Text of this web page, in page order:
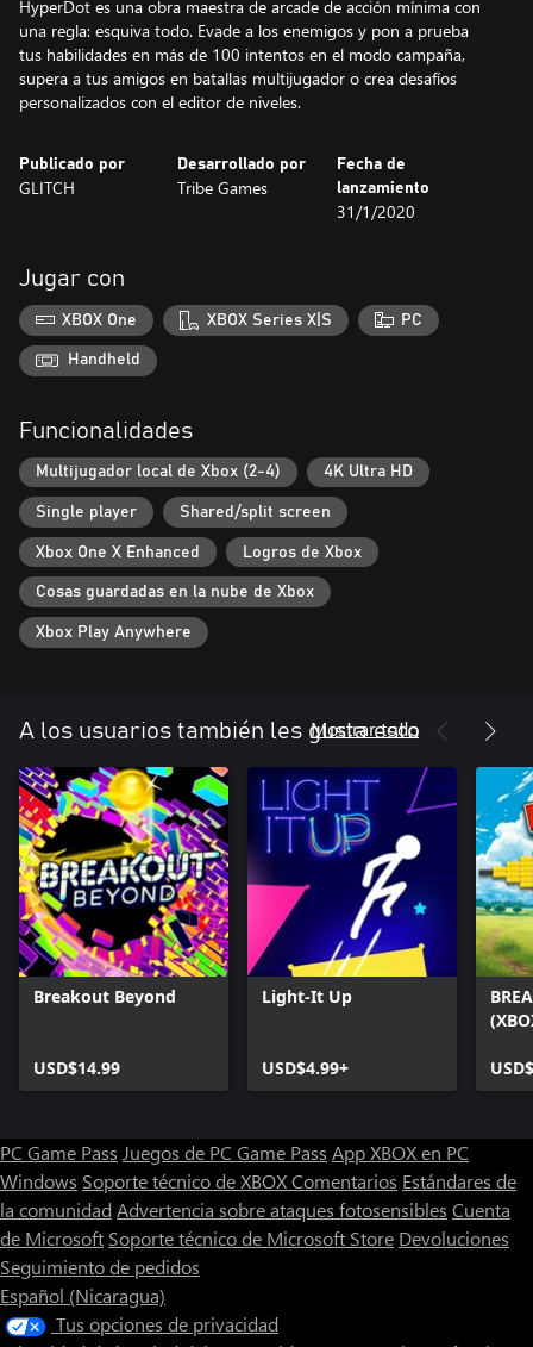
HyperDot es una obra maestra de arcade de acción mínima con
una regla: esquiva todo. Evade a los enemigos y pon a prueba
tus habilidades en más de 100 intentos en el modo campaña,
supera a tus amigos en batallas multijugador o crea desafíos
personalizados con el editor de niveles.
Publicado por
GLITCH
Desarrollado por
Tribe Games
Fecha de
lanzamiento
31/1/2020
Jugar con
XBOX One XBOX Series X|S PC
Handheld
Funcionalidades
Multijugador local de Xbox (2-4) 4K Ultra HD
Single player Shared/split screen
Xbox One X Enhanced Logros de Xbox
Cosas guardadas en la nube de Xbox
Xbox Play Anywhere
A los usuarios también les gusta esto
Mostrar todo
Breakout Beyond
USD$14.99
Light-It Up
USD$4.99+
PC Game Pass Juegos de PC Game Pass App XBOX en PC
Windows Soporte técnico de XBOXComentarios Estándares de
la comunidad Advertencia sobre ataques fotosensibles Cuenta
de Microsoft Soporte técnico de Microsoft Store Devoluciones
Seguimiento de pedidos
Español (Nicaragua)
Tus opciones de privacidad